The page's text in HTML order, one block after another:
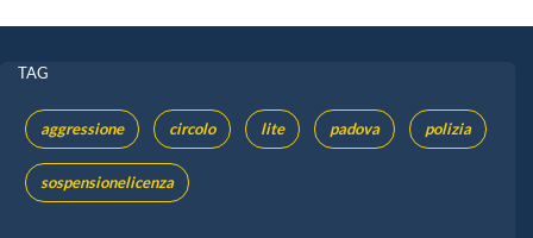
TAG
aggressione circolo lite padova polizia
sospensionelicenza